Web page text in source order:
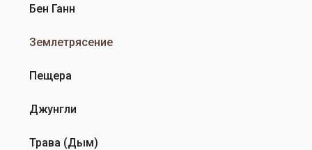
Бен Ганн
Землетрясение
Пещера
Джунгли
Трава (Дым)